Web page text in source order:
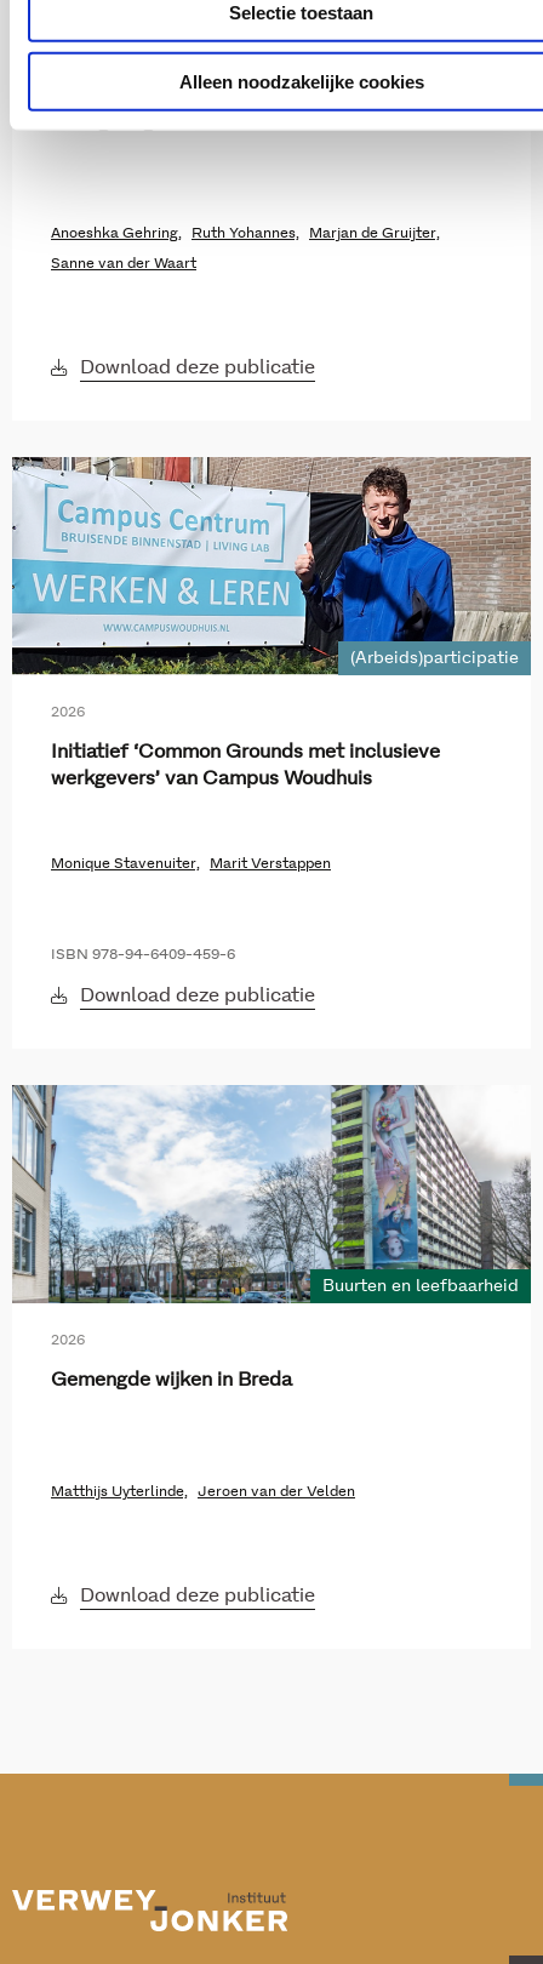
Selectie toestaan
Alleen noodzakelijke cookies
Anoeshka Gehring, Ruth Yohannes, Marjan de Gruijter,
Sanne van der Waart
Download deze publicatie
(Arbeids)participatie
2026
Initiatief ‘Common Grounds met inclusieve
werkgevers’ van Campus Woudhuis
Monique Stavenuiter, Marit Verstappen
ISBN 978-94-6409-459-6
Download deze publicatie
Buurten en leefbaarheid
2026
Gemengde wijken in Breda
Matthijs Uyterlinde, Jeroen van der Velden
Download deze publicatie